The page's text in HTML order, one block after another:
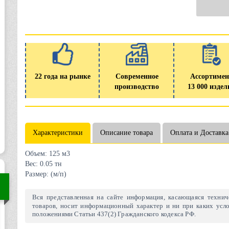
22 года на рынке
Современное
производство
13 000
Характеристики Описание товара Оплата и Доставка
Объем: 125 м3
Вес: 0.05 тн
Размер: (м/п)
Вся представленная на сайте информация, касающаяся
товаров, носит информационный характер и ни при каких
положениями Статьи 437(2) Гражданского кодекса РФ.